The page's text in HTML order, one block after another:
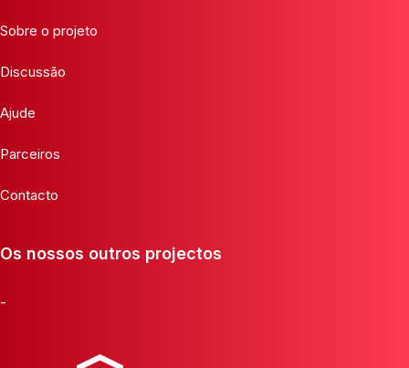
Sobre o projeto
Discussão
Ajude
Parceiros
Contacto
Os nossos outros projectos
-